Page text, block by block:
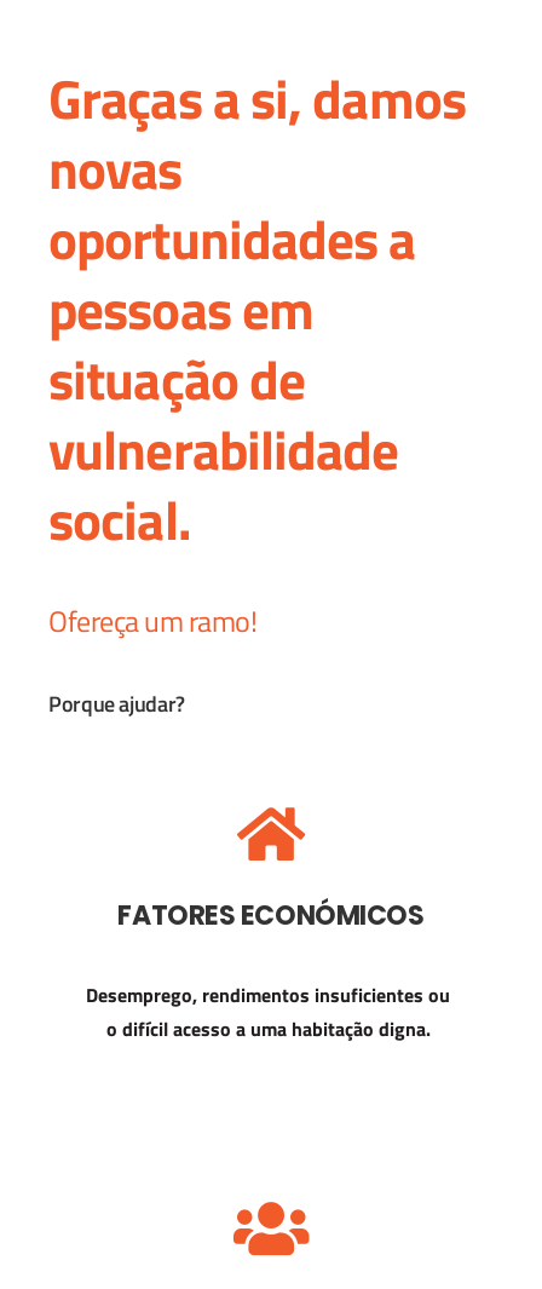
Graças a si, damos
novas
oportunidades a
pessoas em
situação de
vulnerabilidade
social.
Ofereça um ramo!
Porque ajudar?
FATORES ECONÓMICOS
Desemprego, rendimentos insuficientes ou
o difícil acesso a uma habitação digna.